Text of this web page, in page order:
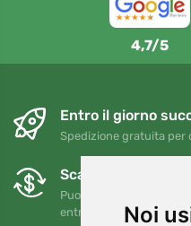
Noi
4,7/5
Entro il giorno
Spedizione gratuita per
Scambi e resi
Puoi restituire o
entro 90 giorni